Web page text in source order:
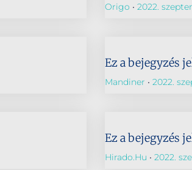
Origo 2022.
Ez a bejegyzés
Mandiner 2022.
Ez a bejegyzés
Hirado.hu 2022.